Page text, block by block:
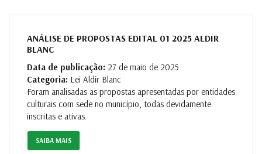
ANÁLISE DE PROPOSTAS EDITAL 01 2025 ALDIR
BLANC
Data de publicação: 27 de maio de 2025
Categoria: Lei Aldir Blanc
Foram analisadas as propostas apresentadas por entidades
culturais com sede no município, todas devidamente
inscritas e ativas.
SAIBA MAIS